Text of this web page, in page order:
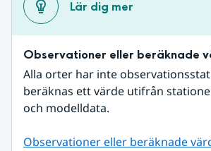
Lär dig mer
Observationer eller beräknade
Alla orter har inte
beräknas ett värde utifrån
och modelldata.
Observationer eller beräknade